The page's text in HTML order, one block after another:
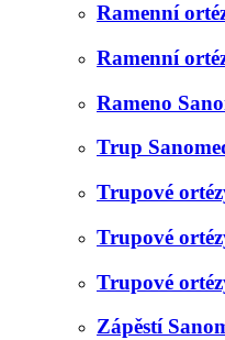
Ramenní
Ramenní
Rameno
Trup
Trupové
Trupové
Trupové
Zápěstí